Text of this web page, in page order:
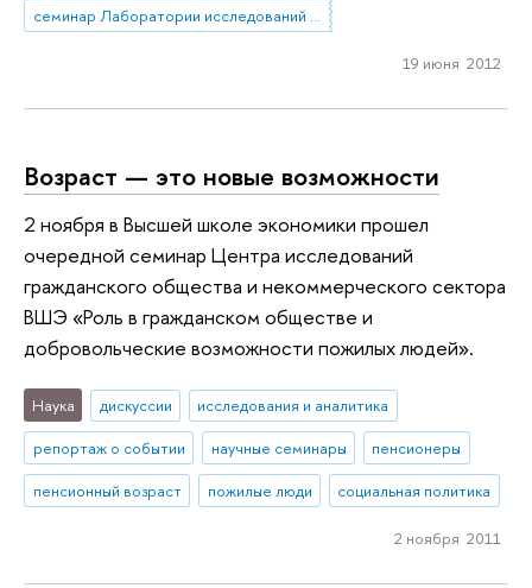
семинар Лаборатории исследований рынка труда (ЛИРТ)
19 июня 2012
Возраст — это новые возможности
2 ноября в Высшей школе экономики прошел
очередной семинар Центра исследований
гражданского общества и некоммерческого сектора
ВШЭ «Роль в гражданском обществе и
добровольческие возможности пожилых людей».
Наука дискуссии
исследования и аналитика
репортаж о событии
научные семинары
пенсионеры
пенсионный возраст
пожилые люди социальная политика
2 ноября 2011